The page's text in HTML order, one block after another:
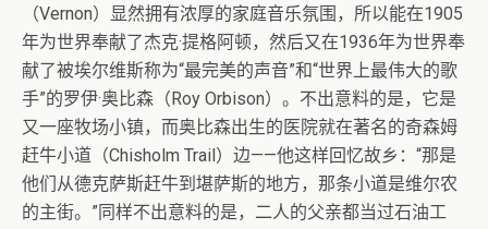
（Vernon）显然拥有浓厚的家庭音乐氛围，所以能在1905
年为世界奉献了杰克·提格阿顿，然后又在1936年为世界奉
献了被埃尔维斯称为“最完美的声音”和“世界上最伟大的歌
手”的罗伊·奥比森（Roy Orbison）。不出意料的是，它是
又一座牧场小镇，而奥比森出生的医院就在著名的奇森姆
赶牛小道（Chisholm Trail）边——他这样回忆故乡：“那是
他们从德克萨斯赶牛到堪萨斯的地方，那条小道是维尔农
的主街。”同样不出意料的是，二人的父亲都当过石油工